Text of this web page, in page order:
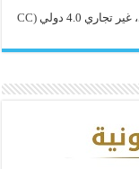
4.0 دولي
(CC